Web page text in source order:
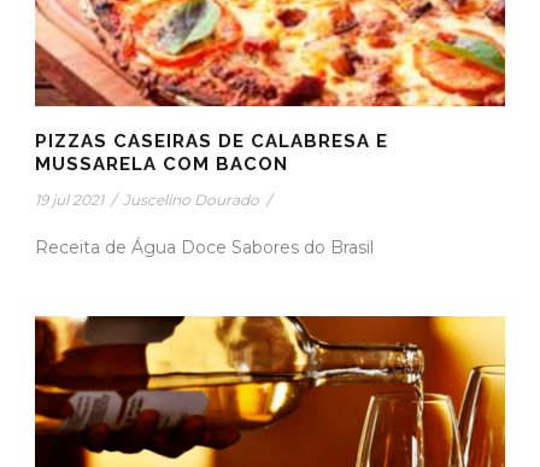
PIZZAS CASEIRAS DE CALABRESA E
MUSSARELA COM BACON
19 jul 2021 / Juscelino Dourado /
Receita de Água Doce Sabores do Brasil